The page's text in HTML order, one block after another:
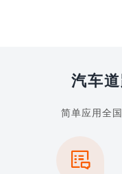
汽车
简单应用全
